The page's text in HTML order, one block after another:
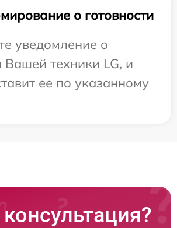
о готовности
уведомление о
Вашей техники LG, и
ее по указанному